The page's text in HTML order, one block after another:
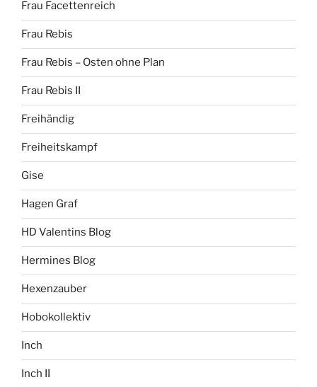
Frau Facettenreich
Frau Rebis
Frau Rebis – Osten ohne Plan
Frau Rebis II
Freihändig
Freiheitskampf
Gise
Hagen Graf
HD Valentins Blog
Hermines Blog
Hexenzauber
Hobokollektiv
Inch
Inch II